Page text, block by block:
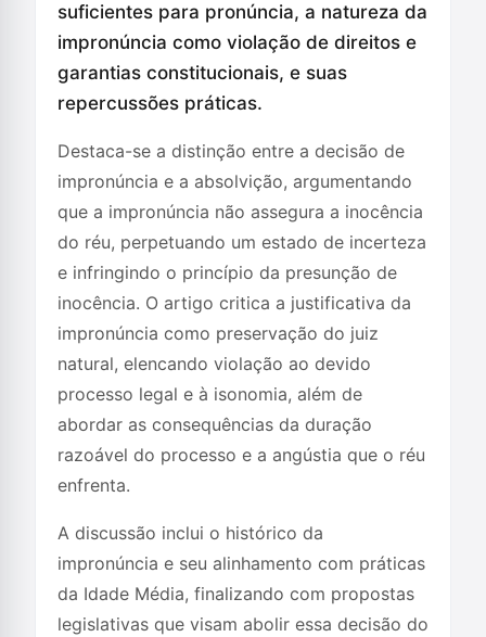
suficientes para pronúncia, a natureza da
impronúncia como violação de direitos e
garantias constitucionais, e suas
repercussões práticas.
Destaca-se a distinção entre a decisão de
impronúncia e a absolvição, argumentando
que a impronúncia não assegura a inocência
do réu, perpetuando um estado de incerteza
e infringindo o princípio da presunção de
inocência. O artigo critica a justificativa da
impronúncia como preservação do juiz
natural, elencando violação ao devido
processo legal e à isonomia, além de
abordar as consequências da duração
razoável do processo e a angústia que o réu
enfrenta.
A discussão inclui o histórico da
impronúncia e seu alinhamento com práticas
da Idade Média, finalizando com propostas
legislativas que visam abolir essa decisão do